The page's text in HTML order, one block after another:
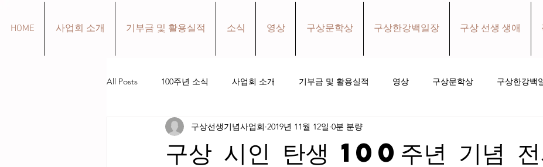
HOME 사업회 소개 기부금 및 활용실적 소식 영상 구상문학상 구상한강백일장 구상 선생 생애
All Posts 100주년 소식 사업회 소개 기부금 및 활용실적 영상 구상문학상 구상한강백
구상 선생 생애 작품 소개 홀로와더불어 소식지
구상 시인 탄생 100주년 기념
구상선생기념사업회 2019년 11월 12일 0분 분량